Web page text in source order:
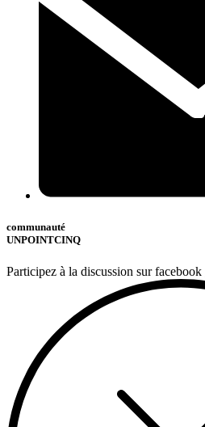
communauté
UNPOINTCINQ
Participez à la discussion sur facebook